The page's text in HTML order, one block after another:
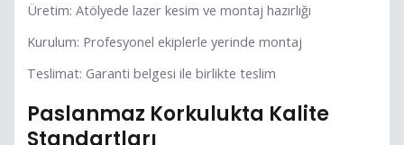
Üretim: Atölyede lazer kesim ve montaj hazırlığı
Kurulum: Profesyonel ekiplerle yerinde montaj
Teslimat: Garanti belgesi ile birlikte teslim
Paslanmaz Korkulukta Kalite
Standartları